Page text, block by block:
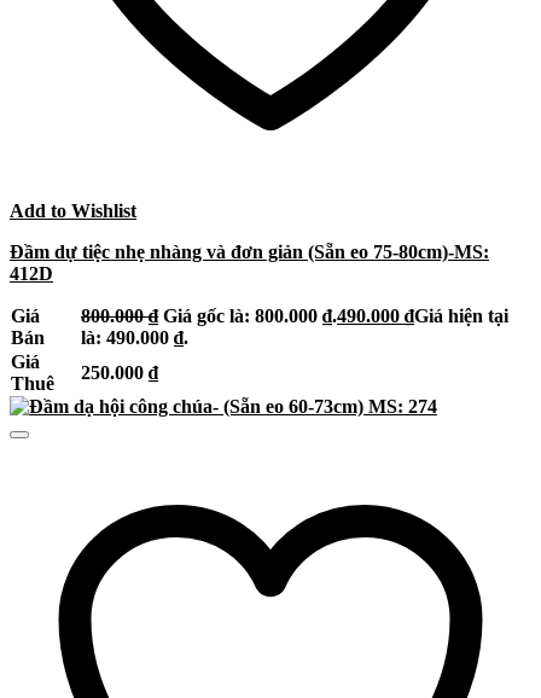
Add to Wishlist
Đầm dự tiệc nhẹ nhàng và đơn giản (Sẵn eo 75-80cm)-MS:
412D
Giá
Bán
800.000₫ Giá gốc là: 800.000 ₫.490.000 ₫Giá hiện tại
là: 490.000 ₫.
Giá
Thuê
250.000 ₫